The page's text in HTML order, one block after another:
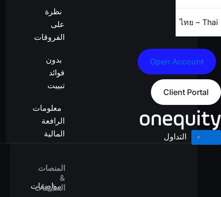
نظرة
على
الفروقات
بدون
فوائد
تبييت
معلومات
الرافعة
المالية
مواصفات
ไทย – Thai
Open Account
Client Portal
التداول
المنصات
&
التطبيقات